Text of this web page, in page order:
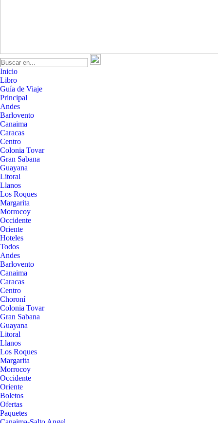
Inicio
Libro
Guía de Viaje
Principal
Andes
Barlovento
Canaima
Caracas
Centro
Colonia Tovar
Gran Sabana
Guayana
Litoral
Llanos
Los Roques
Margarita
Morrocoy
Occidente
Oriente
Hoteles
Todos
Andes
Barlovento
Canaima
Caracas
Centro
Choroní
Colonia Tovar
Gran Sabana
Guayana
Litoral
Llanos
Los Roques
Margarita
Morrocoy
Occidente
Oriente
Boletos
Ofertas
Paquetes